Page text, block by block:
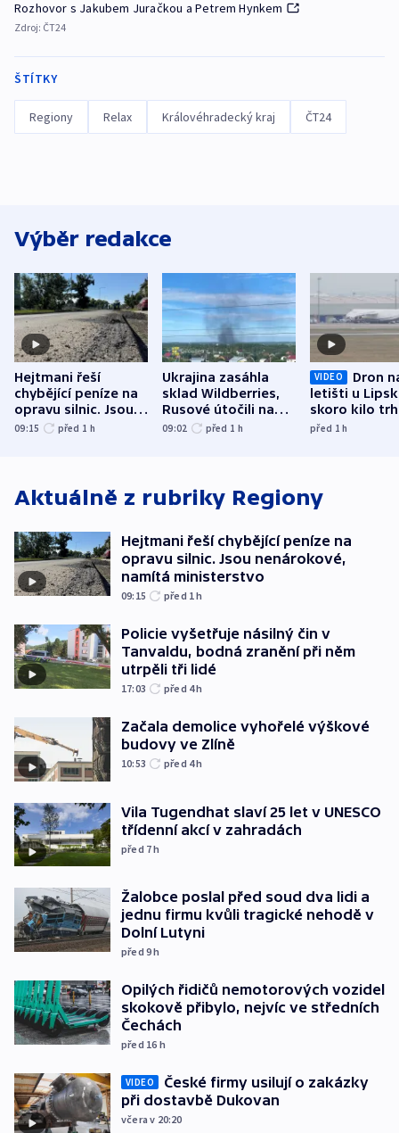
Rozhovor s Jakubem Juračkou a Petrem Hynkem
Zdroj: ČT24
ŠTÍTKY
Regiony Relax Královéhradecký kraj ČT24
Výběr redakce
Hejtmani řeší
chybějící peníze na
opravu silnic. Jsou
nenárokové, namítá
09:15 před 1 h
Ukrajina zasáhla
sklad Wildberries,
Rusové útočili na
trh, hasiče či
09:02 před 1 h
VIDEO
Dron
letišti u
skoro kilo
indicie
před 1h
Aktuálně z rubriky Regiony
Hejtmani řeší chybějící peníze na
opravu silnic. Jsou nenárokové,
namítá ministerstvo
09:15 před 1h
Policie vyšetřuje násilný čin v
Tanvaldu, bodná zranění při něm
utrpěli tři lidé
17:03 před 4h
Začala demolice vyhořelé výškové
budovy ve Zlíně
10:53 před 4h
Vila Tugendhat slaví 25 let v UNESCO
třídenní akcí v zahradách
před 7h
Žalobce poslal před soud dva lidi a
jednu firmu kvůli tragické nehodě v
Dolní Lutyni
před 9h
Opilých řidičů nemotorových vozidel
skokově přibylo, nejvíc ve středních
Čechách
před 16 h
VIDEO
České firmy usilují o zakázky
při dostavbě Dukovan
včera v 20:20